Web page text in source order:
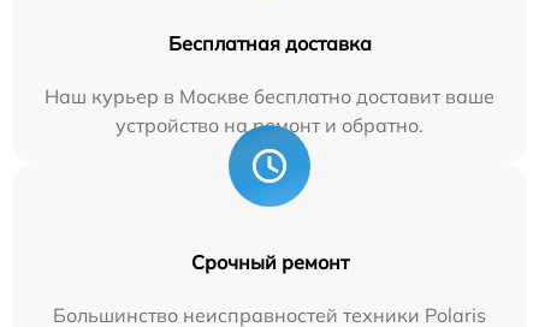
Бесплатная доставка
Наш курьер в Москве бесплатно доставит ваше
устройство на ремонт и обратно.
Срочный ремонт
Большинство неисправностей техники Polaris